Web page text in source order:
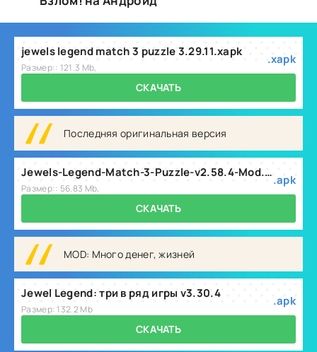
jewels legend match 3 puzzle 3.29.11.xapk
Размер:: 121.3 Mb,
.xapk
СКАЧАТЬ
Последняя оригинальная версия
Jewels-Legend-Match-3-Puzzle-v2.58.4-Mod.apk
Размер:: 56.83 Mb,
.apk
СКАЧАТЬ
MOD: Много денег, жизней
Jewel Legend: три в ряд игры v3.30.4
Размер: 132.2 Mb
.apk
СКАЧАТЬ